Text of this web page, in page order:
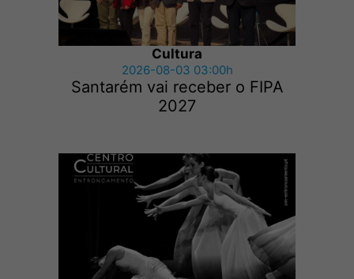
Cultura
2026-08-03 03:00h
Santarém vai receber o FIPA
2027